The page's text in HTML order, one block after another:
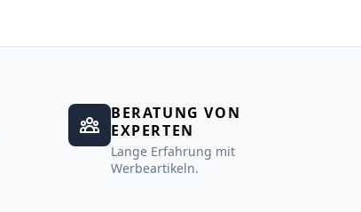
BERATUNG VON
EXPERTEN
Lange Erfahrung mit
Werbeartikeln.